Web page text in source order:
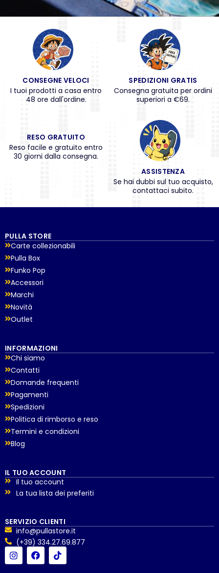
CONSEGNE VELOCI
I tuoi prodotti a casa entro
48 ore dall'ordine.
SPEDIZIONI GRATIS
Consegna gratuita per ordini
superiori a €69.
RESO GRATUITO
Reso facile e gratuito entro
30 giorni dalla consegna.
ASSISTENZA
Se hai dubbi sul tuo acquisto,
contattaci subito.
PULLA STORE
Carte collezionabili
Pulla Box
Funko Pop
Accessori
Marchi
Novità
Outlet
INFORMAZIONI
Chi siamo
Contatti
Domande frequenti
Pagamenti
Spedizioni
Politica di rimborso e reso
Termini e condizioni
Blog
IL TUO ACCOUNT
Il tuo account
La tua lista dei preferiti
SERVIZIO CLIENTI
info@pullastore.it
(+39) 334.27.69.877